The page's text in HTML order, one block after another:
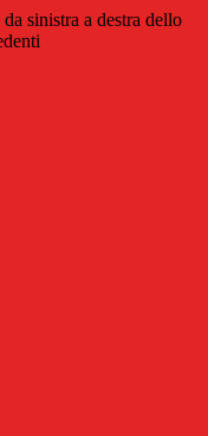
sinistra a destra dello